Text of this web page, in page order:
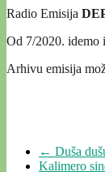
Radio Emisija
Od 7/2020. idemo
Arhivu emisija
← Duša
Kalimero